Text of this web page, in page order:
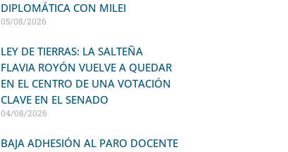
DIPLOMÁTICA CON MILEI
05/08/2026
LEY DE TIERRAS: LA SALTEÑA
FLAVIA ROYÓN VUELVE A QUEDAR
EN EL CENTRO DE UNA VOTACIÓN
CLAVE EN EL SENADO
04/08/2026
BAJA ADHESIÓN AL PARO DOCENTE